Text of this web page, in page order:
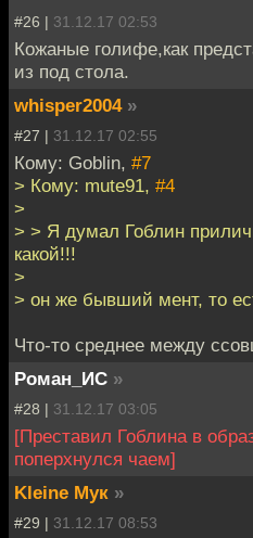
#26 | 31.12.17 02:53
Кожаные голифе,как
из под стола.
whisper2004 »
#27 | 31.12.17 02:55
Кому: Goblin, #7
> Кому: mute91, #4
>
> > Я думал Гоблин
какой!!!
>
> он же бывший мент, то
Что-то среднее между
Роман_ИС »
#28 | 31.12.17 03:05
[Преставил Гоблина в
поперхнулся чаем]
Kleine Мук »
#29 | 31.12.17 08:53